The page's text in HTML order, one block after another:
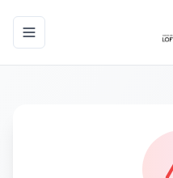
Toggle navigation menu